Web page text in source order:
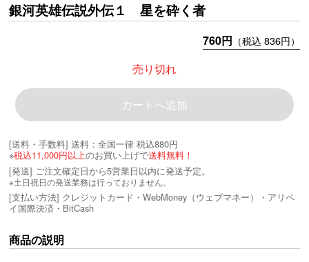
銀河英雄伝説外伝１ 星を砕く者
760円 （税込 836円）
売り切れ
カートへ追加
[送料・手数料] 送料：全国一律 税込880円
※税込11,000円以上のお買い上げで送料無料！
[発送] ご注文確定日から5営業日以内に発送予定。
※土日祝日の発送業務は行っておりません。
[支払い方法] クレジットカード・WebMoney（ウェブマネー）・アリペ
イ国際決済・BitCash
商品の説明